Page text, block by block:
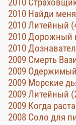
2010 Найди
2010 Литейный
2010 Дорожный
2010
2009 Смерть
2009
2009 Морские
2009 Литейный
2009 Когда
2008 Соло для